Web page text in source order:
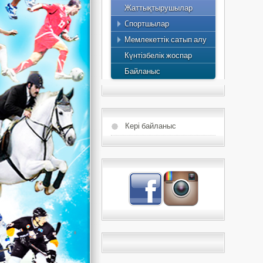
Жаттықтырушылар
Cпортшылар
Спортшылардың атағы
Ең үздік спортшылар
Мемлекеттік сатып алу
Жоспар
2015 жылдың жылдық
есебі
Күнтізбелік жоспар
Байланыс
Кері байланыс